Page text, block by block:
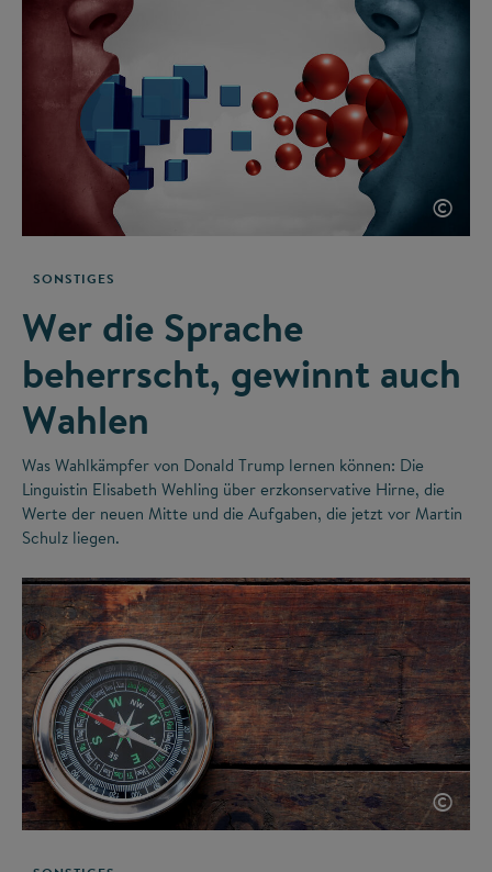
©
SONSTIGES
Wer die Sprache
beherrscht, gewinnt auch
Wahlen
Was Wahlkämpfer von Donald Trump lernen können: Die
Linguistin Elisabeth Wehling über erzkonservative Hirne, die
Werte der neuen Mitte und die Aufgaben, die jetzt vor Martin
Schulz liegen.
©